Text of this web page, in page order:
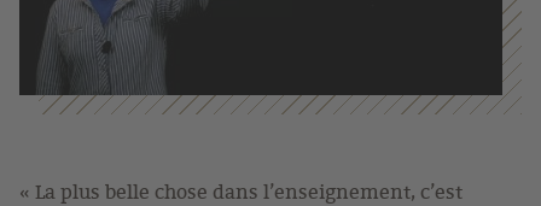
« La plus belle chose dans l’enseignement, c’est